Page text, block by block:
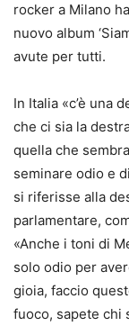
rocker a Milano
nuovo album
avute per tutti.
In Italia «c’è una
che ci sia la
quella che
seminare odio e
si riferisse alla
parlamentare,
«Anche i toni di
solo odio per
gioia, faccio
fuoco, sapete chi